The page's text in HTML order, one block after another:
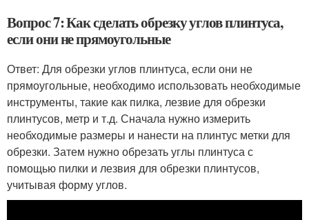
Вопрос 7: Как сделать обрезку углов плинтуса,
если они не прямоугольные
Ответ: Для обрезки углов плинтуса, если они не
прямоугольные, необходимо использовать необходимые
инструменты, такие как пилка, лезвие для обрезки
плинтусов, метр и т.д. Сначала нужно измерить
необходимые размеры и нанести на плинтус метки для
обрезки. Затем нужно обрезать углы плинтуса с
помощью пилки и лезвия для обрезки плинтусов,
учитывая форму углов.